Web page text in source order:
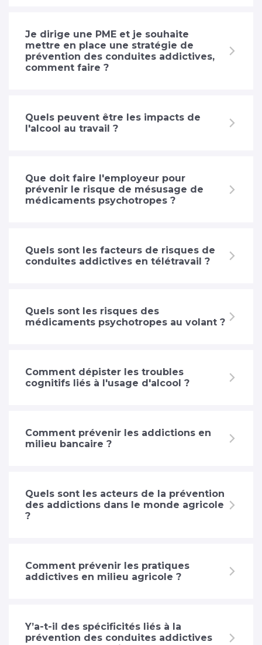
Je dirige une PME et je souhaite
mettre en place une stratégie de
prévention des conduites addictives,
comment faire ?
Quels peuvent être les impacts de
l'alcool au travail ?
Que doit faire l'employeur pour
prévenir le risque de mésusage de
médicaments psychotropes ?
Quels sont les facteurs de risques de
conduites addictives en télétravail ?
Quels sont les risques des
médicaments psychotropes au volant ?
Comment dépister les troubles
cognitifs liés à l'usage d'alcool ?
Comment prévenir les addictions en
milieu bancaire ?
Quels sont les acteurs de la prévention
des addictions dans le monde agricole
?
Comment prévenir les pratiques
addictives en milieu agricole ?
Y’a-t-il des spécificités liés à la
prévention des conduites addictives